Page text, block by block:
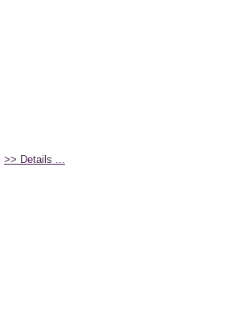
>> Details ...